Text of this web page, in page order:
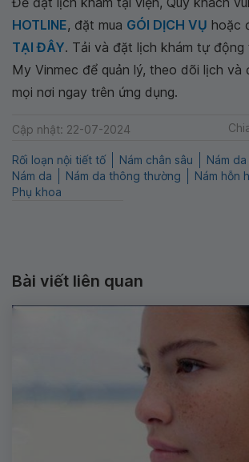
HOTLINE, đặt mua GÓI DỊCH VỤ hoặc
TẠI ĐÂY. Tải và đặt lịch khám tự động
My Vinmec để quản lý, theo dõi lịch và
mọi nơi ngay trên ứng dụng.
Cập nhật: 22-07-2024
Rối loạn nội tiết tố Nám chân sâu
Nám
Nám da
Nám da thông thường Nám hỗn
Phụ khoa
Bài viết liên quan